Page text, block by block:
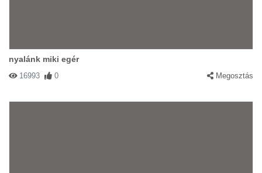
nyalánk miki egér
16993 0 Megosztás